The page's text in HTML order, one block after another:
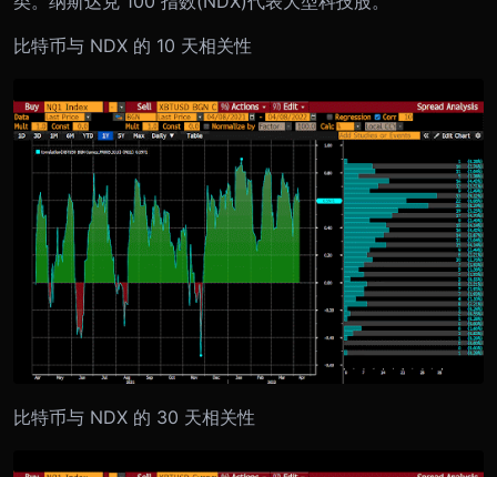
比特币与 NDX 的 10 天相关性
比特币与 NDX 的 30 天相关性